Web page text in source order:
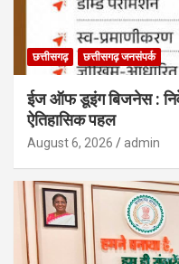
छत्तीसगढ़ छत्तीसगढ़ जनसंपर्क
ईज ऑफ डूइंग बिजनेस :
ऐतिहासिक पहल
August 6, 2026 admin